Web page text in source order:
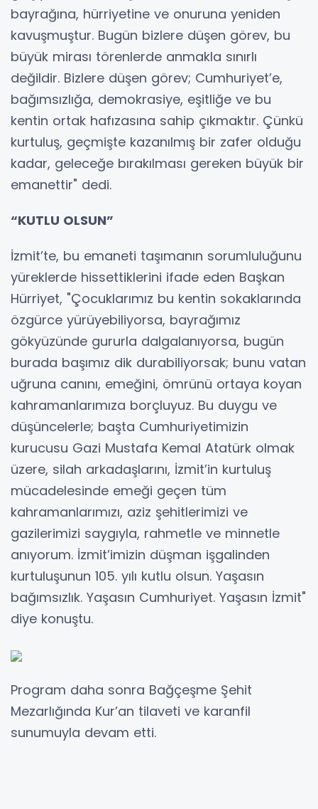
bayrağına, hürriyetine ve onuruna yeniden
kavuşmuştur. Bugün bizlere düşen görev, bu
büyük mirası törenlerde anmakla sınırlı
değildir. Bizlere düşen görev; Cumhuriyet’e,
bağımsızlığa, demokrasiye, eşitliğe ve bu
kentin ortak hafızasına sahip çıkmaktır. Çünkü
kurtuluş, geçmişte kazanılmış bir zafer olduğu
kadar, geleceğe bırakılması gereken büyük bir
emanettir" dedi.
“KUTLU OLSUN”
İzmit’te, bu emaneti taşımanın sorumluluğunu
yüreklerde hissettiklerini ifade eden Başkan
Hürriyet, "Çocuklarımız bu kentin sokaklarında
özgürce yürüyebiliyorsa, bayrağımız
gökyüzünde gururla dalgalanıyorsa, bugün
burada başımız dik durabiliyorsak; bunu vatan
uğruna canını, emeğini, ömrünü ortaya koyan
kahramanlarımıza borçluyuz. Bu duygu ve
düşüncelerle; başta Cumhuriyetimizin
kurucusu Gazi Mustafa Kemal Atatürk olmak
üzere, silah arkadaşlarını, İzmit’in kurtuluş
mücadelesinde emeği geçen tüm
kahramanlarımızı, aziz şehitlerimizi ve
gazilerimizi saygıyla, rahmetle ve minnetle
anıyorum. İzmit’imizin düşman işgalinden
kurtuluşunun 105. yılı kutlu olsun. Yaşasın
bağımsızlık. Yaşasın Cumhuriyet. Yaşasın İzmit"
diye konuştu.
Program daha sonra Bağçeşme Şehit
Mezarlığında Kur’an tilaveti ve karanfil
sunumuyla devam etti.